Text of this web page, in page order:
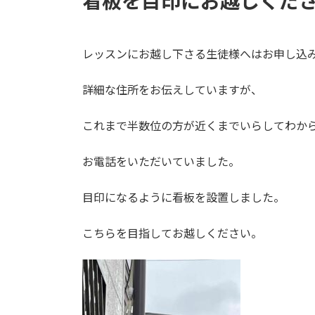
レッスンにお越し下さる生徒様へはお申し込
詳細な住所をお伝えしていますが、
これまで半数位の方が近くまでいらしてわか
お電話をいただいていました。
目印になるように看板を設置しました。
こちらを目指してお越しください。